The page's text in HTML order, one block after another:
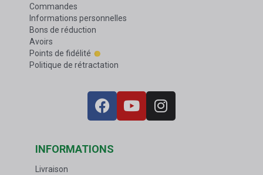
Commandes
Informations personnelles
Bons de réduction
Avoirs
Points de fidélité
Politique de rétractation
INFORMATIONS
Livraison